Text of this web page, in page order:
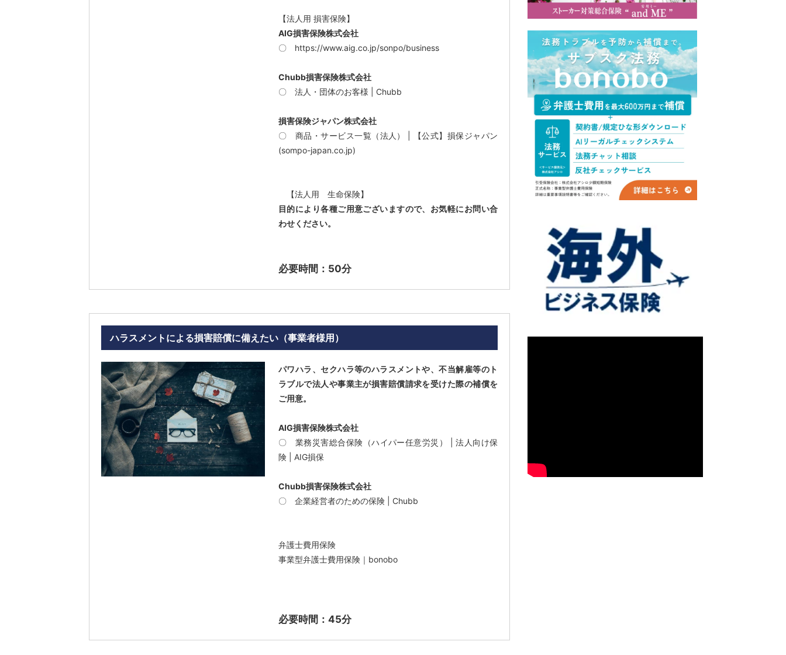
【法人用 損害保険】
AIG損害保険株式会社
〇 https://www.aig.co.jp/sonpo/business
Chubb損害保険株式会社
〇 法人・団体のお客様 | Chubb
損害保険ジャパン株式会社
〇 商品・サービス一覧（法人） | 【公式】損保ジャパン
(sompo-japan.co.jp)
【法人用 生命保険】
目的により各種ご用意ございますので、お気軽にお問い合
わせください。
必要時間：50分
ハラスメントによる損害賠償に備えたい（事業者様用）
パワハラ、セクハラ等のハラスメントや、不当解雇等のト
ラブルで法人や事業主が損害賠償請求を受けた際の補償を
ご用意。
AIG損害保険株式会社
〇 業務災害総合保険（ハイパー任意労災） | 法人向け保
険 | AIG損保
Chubb損害保険株式会社
〇 企業経営者のための保険 | Chubb
弁護士費用保険
事業型弁護士費用保険｜bonobo
必要時間：45分